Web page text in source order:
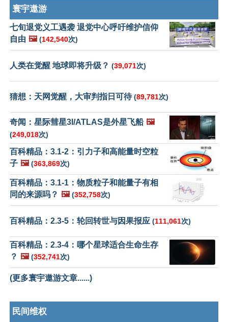
寰宇遨游
七旬退党义工遇袭 退党中心呼吁维护信仰
自由 🖼️ (142,540次)
人类在觉醒 地球即将升级？ (39,071次)
猜想：天网觉醒，大审判指日可待(89,781次)
奇闻：星际彗星3I/ATLAS是外星飞船 🖼️
(249,018次)
百科精品：3.1-2：引力子和高能量时空粒
子 🖼️ (363,869次)
百科精品：3.1-1：物质粒子和能量子有相
同的来源吗？ 🖼️ (352,758次)
百科精品：2.3-5：轮回转世与因果报应 (111,061次)
百科精品：2.3-4：哪个星球适合生命生存
？ 🖼️ (352,741次)
(更多寰宇遨游文章......)
民间维权